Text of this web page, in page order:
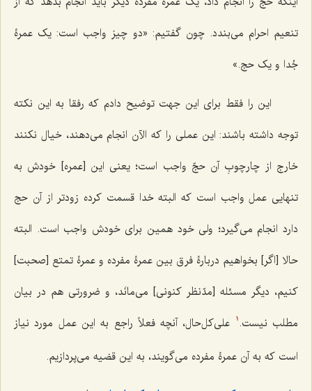
تنعیم احرام می‌بندد. چون گفتیم: «دو چیز واجب است: یک عمرۀ
جُدا و یک حج.»
این را فقط برای این جهت توضیح دادم که رفقا به این نکته
توجه داشته باشند: این عملی را که الآن انجام می‌دهند، خیال نکنند
خارج از چارچوبِ آن حجّ واجب است؛ یعنی این [عمره] خودش به
تنهایی عمل واجب است که البته خدا قسمت کرده زودتر از آن حج
دارد انجام می‌گیرد؛ ولی خود همین برای خودش واجب است. البته
حالا [اگر] بخواهیم دربارۀ فرق بین عمرۀ مفرده و عمرۀ تمتع [صحبت]
کنیم، دیگر مسئله [مدّنظر کنونی] می‌مانَد، و ضرورتی هم در بیان
مطلب نیست. 1
علی‌کل‌حال، آنچه فعلاً راجع به این عمل مورد نیاز
است که به آن عمرۀ مفرده می‌گویند، به این قضیه می‌پردازیم.